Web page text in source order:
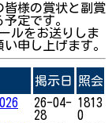
皆様の賞状と副賞
定です。
ルをお送りしま
申し上げます。
掲示日 照会
26-04-
28
1813
0